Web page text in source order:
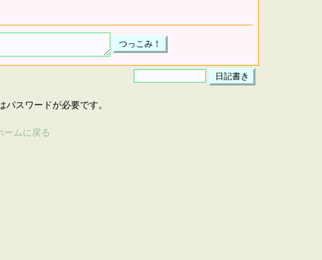
スワードが必要です。
ームに戻る